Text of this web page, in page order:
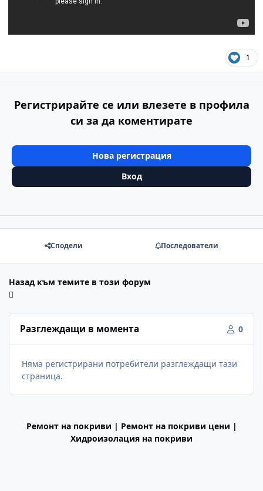
1
Регистрирайте се или влезете в профила
си за да коментирате
Нова регистрация
Вход
Сподели Последователи
Назад към темите в този форум
Разглеждащи в момента 0
Няма регистрирани потребители разглеждащи тази
страница.
Ремонт на покриви | Ремонт на покриви цени |
Хидроизолация на покриви